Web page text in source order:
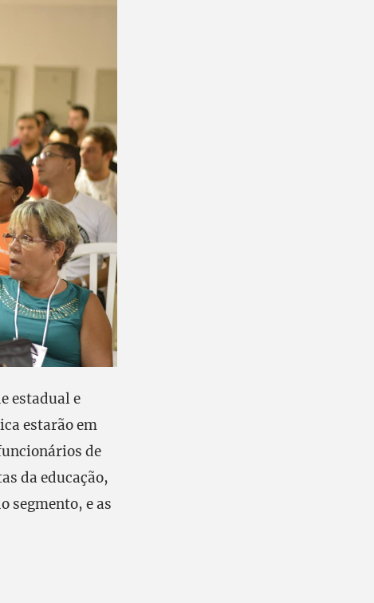
estadual e
estarão em
de
da educação,
segmento, e as